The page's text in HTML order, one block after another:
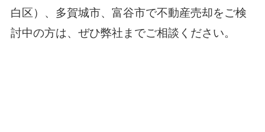
白区）、多賀城市、富谷市で不動産売却をご検
討中の方は、ぜひ弊社までご相談ください。